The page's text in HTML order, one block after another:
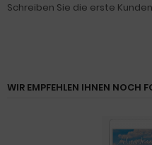
Schreiben Sie die erste
WIR EMPFEHLEN IHNEN NOCH